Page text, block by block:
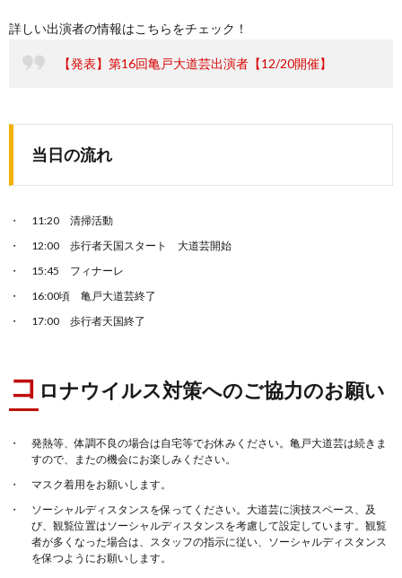
詳しい出演者の情報はこちらをチェック！
【発表】第16回亀戸大道芸出演者【12/20開催】
当日の流れ
11:20 清掃活動
12:00 歩行者天国スタート 大道芸開始
15:45 フィナーレ
16:00頃 亀戸大道芸終了
17:00 歩行者天国終了
コ ロナウイルス対策へのご協力のお願い
発熱等、体調不良の場合は自宅等でお休みください。亀戸大道芸は続きま
すので、またの機会にお楽しみください。
マスク着用をお願いします。
ソーシャルディスタンスを保ってください。大道芸に演技スペース、及
び、観覧位置はソーシャルディスタンスを考慮して設定しています。観覧
者が多くなった場合は、スタッフの指示に従い、ソーシャルディスタンス
を保つようにお願いします。